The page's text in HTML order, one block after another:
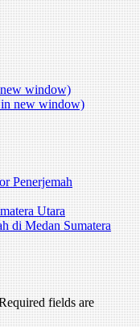
window)
in new window)
Penerjemah
Utara
di Medan Sumatera
fields are